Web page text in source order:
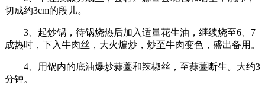
切成约3cm的段儿。
3、起炒锅，待锅烧热后加入适量花生油，继续烧至6、7
成热时，下入牛肉丝，大火煸炒，炒至牛肉变色，盛出备用。
4、用锅内的底油爆炒蒜薹和辣椒丝，至蒜薹断生。大约3
分钟。